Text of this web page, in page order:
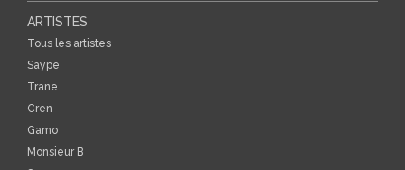
ARTISTES
Tous les artistes
Saype
Trane
Cren
Gamo
Monsieur B